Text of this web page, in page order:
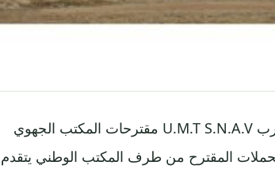
الاتحاد المغربي للشغل النقابة الوطنية للفاحصين التقنيين بالمغرب U.M.T S.N.A.V مقترحات المكتب الجهوي
... بعد مناقشة دفتر التحملات المقترح من طرف المكتب الوطني يتقدم